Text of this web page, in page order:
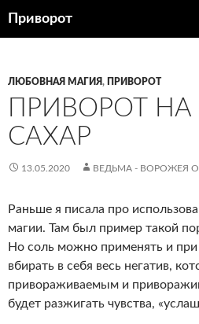
Приворот
ЛЮБОВНАЯ МАГИЯ, ПРИВОРОТ
ПРИВОРОТ НА
САХАР
13.05.2020 ВЕДЬМА - ВОРОЖЕЯ
Раньше я писала про
магии. Там был пример такой
Но соль можно применять и
вбирать в себя весь негатив,
привораживаемым и
будет разжигать чувства,